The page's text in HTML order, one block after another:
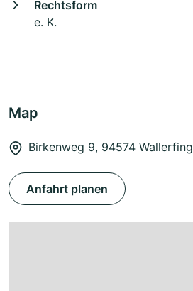
Rechtsform
e. K.
Map
Birkenweg 9, 94574 Wallerfing
Anfahrt planen